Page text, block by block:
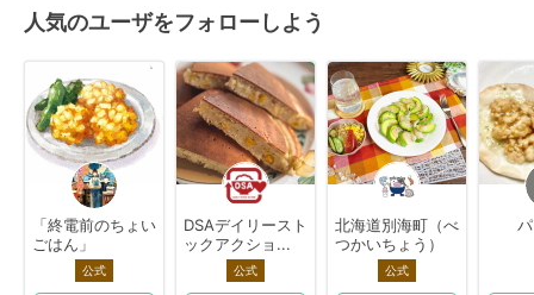
人気のユーザをフォローしよう
「終電前のちょい
ごはん」
公式
DSAデイリースト
ックアクショ...
公式
北海道別海町（べ
つかいちょう）
公式